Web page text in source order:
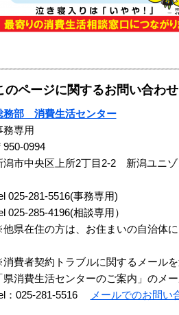
のページに関するお問い合わせ
務部 消費生活センター
務専用
950-0994
潟市中央区上所2丁目2-2 新潟ユニゾ
025-281-5516(事務専用)
025-285-4196(相談専用）
県在住の方は、お住まいの自治体に
費者契約トラブルに関するメール
県消費生活センターのご案内」のメ
：025-281-5516
メールでのお問い